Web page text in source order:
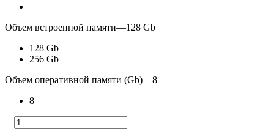
Объем встроенной памяти—128 Gb
128 Gb
256 Gb
Объем оперативной памяти (Gb)—8
8